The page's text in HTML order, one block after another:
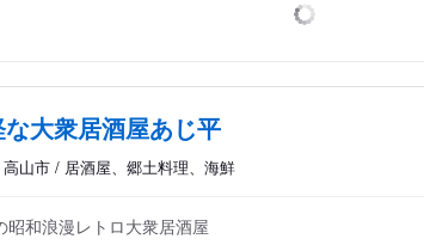
大衆居酒屋あじ平
山市 / 居酒屋、郷土料理、海鮮
昭和浪漫レトロ大衆居酒屋